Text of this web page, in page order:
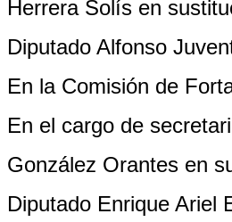
Herrera Solís en
Diputado Alfonso
En la Comisión de
En el cargo de
González Orantes en
Diputado Enrique Ariel